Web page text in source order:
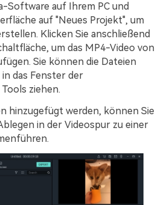
Software auf Ihrem PC und
auf "Neues Projekt", um
Klicken Sie anschließend
um das MP4-Video von
Sie können die Dateien
das Fenster der
ziehen.
hinzugefügt werden, können Sie
in der Videospur zu einer